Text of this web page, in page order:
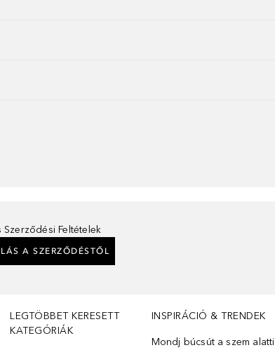
Szerződési Feltételek
A SZERZŐDÉSTŐL
LEGTÖBBET KERESETT
KATEGÓRIÁK
INSPIRÁCIÓ & TRENDEK
Mondj búcsút a szem alatti